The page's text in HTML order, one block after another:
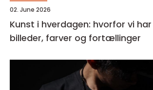
02. June 2026
Kunst i hverdagen: hvorfor vi
billeder, farver og fortællinger